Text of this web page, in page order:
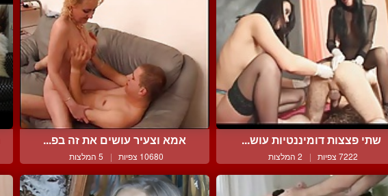
שתי פצצות דומיננטיות עוש...
7222 צפיות | 2 המלצות
אמא וצעיר עושים את זה בפ...
10680 צפיות | 5 המלצות